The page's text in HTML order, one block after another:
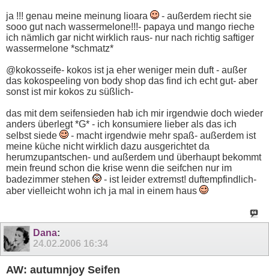
ja !!! genau meine meinung lioara
- außerdem riecht sie
sooo gut nach wassermelone!!!- papaya und mango rieche
ich nämlich gar nicht wirklich raus- nur nach richtig saftiger
wassermelone *schmatz*
@kokosseife- kokos ist ja eher weniger mein duft - außer
das kokospeeling von body shop das find ich echt gut- aber
sonst ist mir kokos zu süßlich-
das mit dem seifensieden hab ich mir irgendwie doch wieder
anders überlegt *G* - ich konsumiere lieber als das ich
selbst siede
- macht irgendwie mehr spaß- außerdem ist
meine küche nicht wirklich dazu ausgerichtet da
herumzupantschen- und außerdem und überhaupt bekommt
mein freund schon die krise wenn die seifchen nur im
badezimmer stehen
- ist leider extremst! duftempfindlich-
aber vielleicht wohn ich ja mal in einem haus
Dana:
24.02.2006 16:34
AW: autumnjoy Seifen